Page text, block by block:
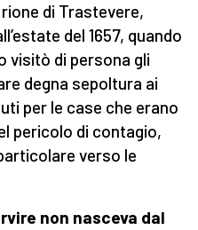
di Trastevere,
del 1657, quando
visitò di persona gli
degna sepoltura ai
per le case che erano
pericolo di contagio,
verso le
non nasceva dal